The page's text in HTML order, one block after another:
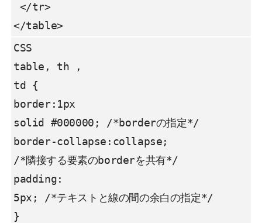
</table>
CSS
table, th ,
td {
border:1px
solid #000000; /*borderの指定*/
border-collapse:collapse;
/*隣接する要素のborderを共有*/
padding:
5px; /*テキストと線の間の余白の指定*/
}